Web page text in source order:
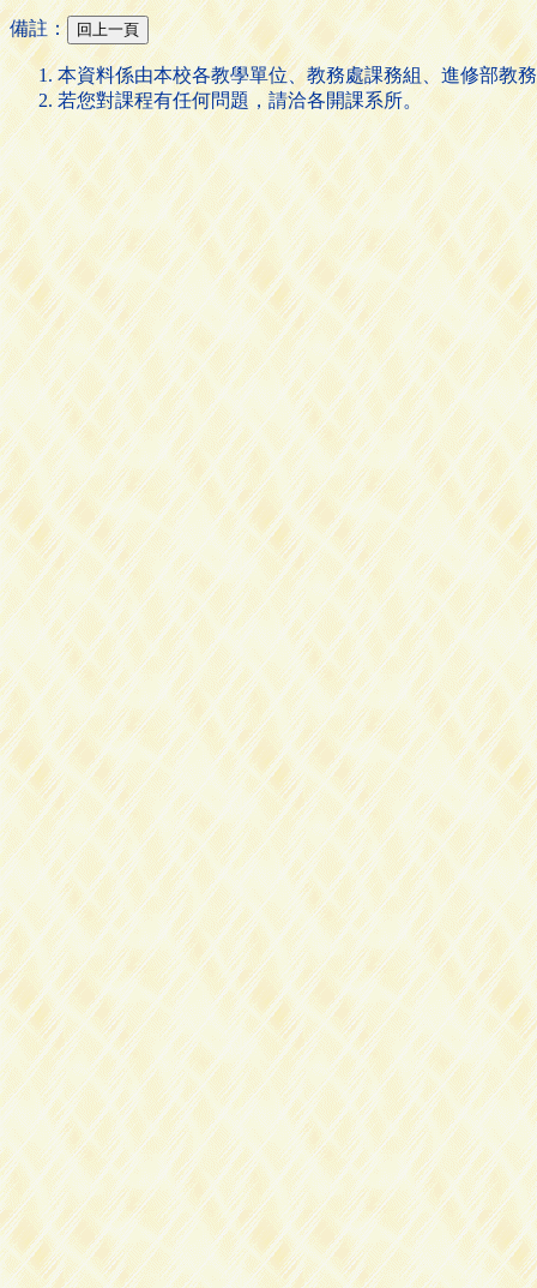
備註：
本資料係由本校各教學單位、教務處課務組、進修部教
若您對課程有任何問題，請洽各開課系所。